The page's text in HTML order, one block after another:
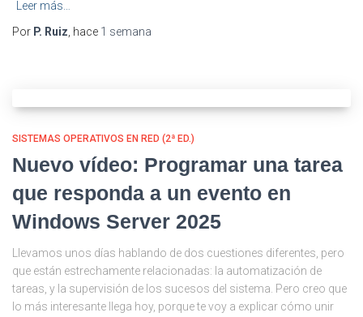
Leer más…
Por P. Ruiz, hace 1 semana
SISTEMAS OPERATIVOS EN RED (2ª ED.)
Nuevo vídeo: Programar una tarea
que responda a un evento en
Windows Server 2025
Llevamos unos días hablando de dos cuestiones diferentes, pero
que están estrechamente relacionadas: la automatización de
tareas, y la supervisión de los sucesos del sistema. Pero creo que
lo más interesante llega hoy, porque te voy a explicar cómo unir